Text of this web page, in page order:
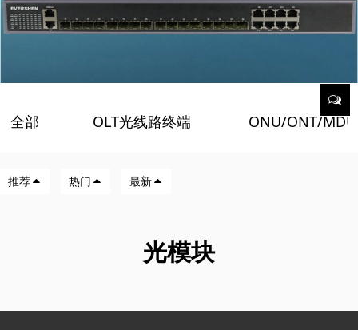
全部 OLT光线路终端 ONU/ONT/
推荐 热门 最新
光模块